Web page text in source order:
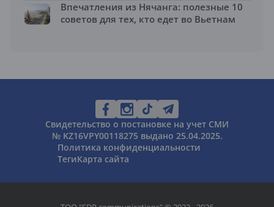
Впечатления из Нячанга: полезные 10
советов для тех, кто едет во Вьетнам
Свидетельство о постановке на учет СМИ
№ KZ16VPY00118275 выдано 25.04.2025.
Политика конфиденциальности
ТегиКарта сайта